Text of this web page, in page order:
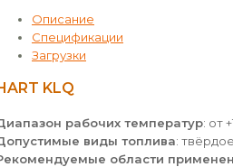
Описание
Спецификации
Загрузки
KLQ
рабочих температур: от
виды топлива:
области